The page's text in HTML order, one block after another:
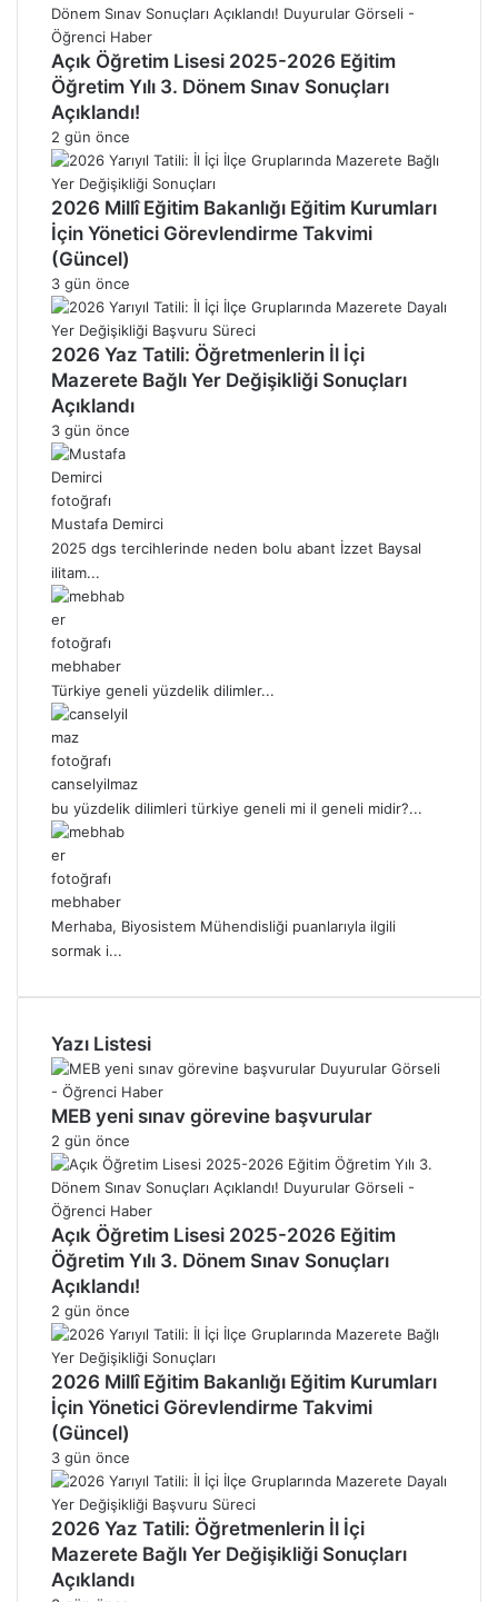
Açık Öğretim Lisesi 2025-2026 Eğitim
Öğretim Yılı 3. Dönem Sınav Sonuçları
Açıklandı!
2 gün önce
2026 Millî Eğitim Bakanlığı Eğitim Kurumları
İçin Yönetici Görevlendirme Takvimi
(Güncel)
3 gün önce
2026 Yaz Tatili: Öğretmenlerin İl İçi
Mazerete Bağlı Yer Değişikliği Sonuçları
Açıklandı
3 gün önce
Mustafa Demirci
2025 dgs tercihlerinde neden bolu abant İzzet Baysal
ilitam...
mebhaber
Türkiye geneli yüzdelik dilimler...
canselyilmaz
bu yüzdelik dilimleri türkiye geneli mi il geneli midir?...
mebhaber
Merhaba, Biyosistem Mühendisliği puanlarıyla ilgili
sormak i...
Yazı Listesi
MEB yeni sınav görevine başvurular
2 gün önce
Açık Öğretim Lisesi 2025-2026 Eğitim
Öğretim Yılı 3. Dönem Sınav Sonuçları
Açıklandı!
2 gün önce
2026 Millî Eğitim Bakanlığı Eğitim Kurumları
İçin Yönetici Görevlendirme Takvimi
(Güncel)
3 gün önce
2026 Yaz Tatili: Öğretmenlerin İl İçi
Mazerete Bağlı Yer Değişikliği Sonuçları
Açıklandı